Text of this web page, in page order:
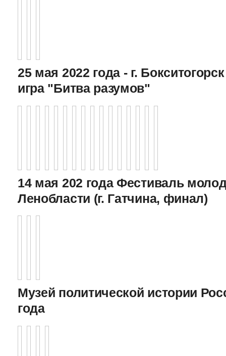
25 мая 2022 года - г.
игра "Битва разумов"
14 мая 202 года Фестиваль
Ленобласти (г. Гатчина, финал)
Музей политической истории
года